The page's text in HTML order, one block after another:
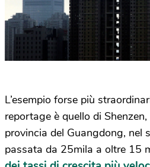
L’esempio forse più
reportage è quello di
provincia del Guangdong, nel
passata da 25mila a oltre 15